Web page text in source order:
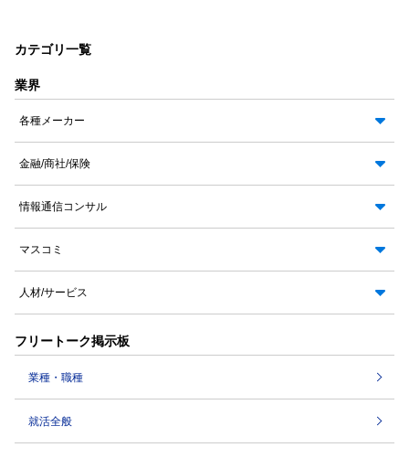
カテゴリ一覧
業界
各種メーカー
金融/商社/保険
情報通信コンサル
マスコミ
人材/サービス
フリートーク掲示板
業種・職種
就活全般